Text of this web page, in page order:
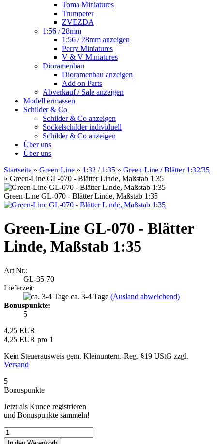
Toma Miniatures
Trumpeter
ZVEZDA
1:56 / 28mm
1:56 / 28mm anzeigen
Perry Miniatures
V & V Miniatures
Dioramenbau
Dioramenbau anzeigen
Add on Parts
Abverkauf / Sale anzeigen
Modelliermassen
Schilder & Co
Schilder & Co anzeigen
Sockelschilder individuell
Schilder & Co anzeigen
Über uns
Über uns
Startseite » Green-Line » 1:32 / 1:35 » Green-Line / Blätter 1:32/35
» Green-Line GL-070 - Blätter Linde, Maßstab 1:35
Green-Line GL-070 - Blätter Linde, Maßstab 1:35
Green-Line GL-070 - Blätter
Linde, Maßstab 1:35
Art.Nr.:
GL-35-70
Lieferzeit:
ca. 3-4 Tage (Ausland abweichend)
Bonuspunkte:
5
4,25 EUR
4,25 EUR pro 1
Kein Steuerausweis gem. Kleinuntern.-Reg. §19 UStG zzgl.
Versand
5
Bonuspunkte
Jetzt als Kunde registrieren
und Bonuspunkte sammeln!